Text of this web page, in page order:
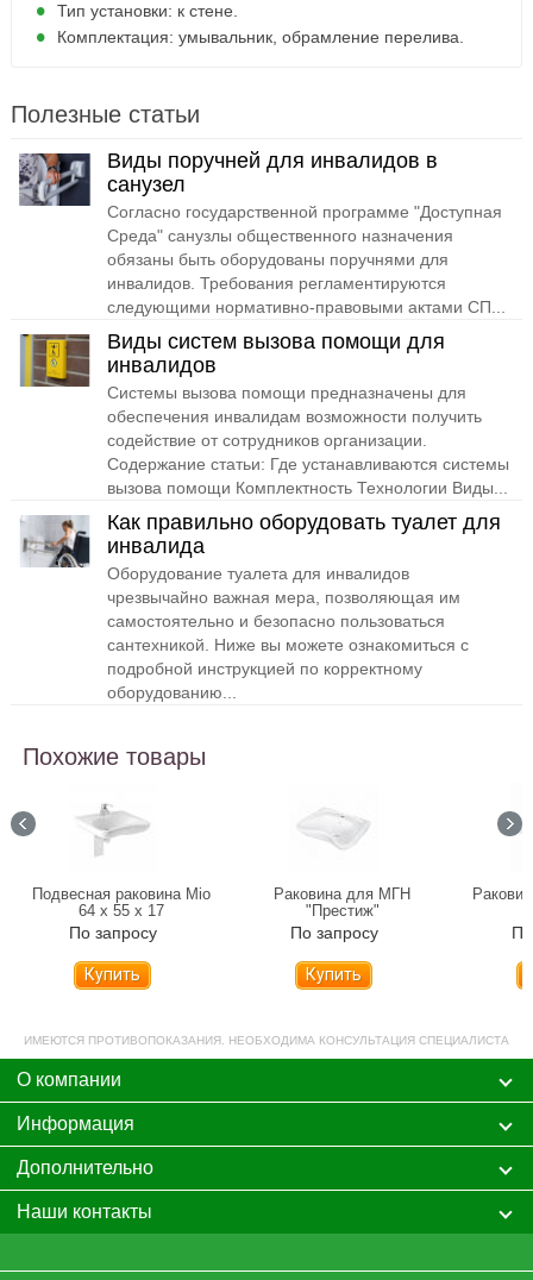
Тип установки: к стене.
Комплектация: умывальник, обрамление перелива.
Полезные статьи
Виды поручней для инвалидов в
санузел
Согласно государственной программе "Доступная
Среда" санузлы общественного назначения
обязаны быть оборудованы поручнями для
инвалидов. Требования регламентируются
следующими нормативно-правовыми актами СП...
Виды систем вызова помощи для
инвалидов
Системы вызова помощи предназначены для
обеспечения инвалидам возможности получить
содействие от сотрудников организации.
Содержание статьи: Где устанавливаются системы
вызова помощи Комплектность Технологии Виды...
Как правильно оборудовать туалет для
инвалида
Оборудование туалета для инвалидов
чрезвычайно важная мера, позволяющая им
самостоятельно и безопасно пользоваться
сантехникой. Ниже вы можете ознакомиться с
подробной инструкцией по корректному
оборудованию...
Похожие товары
Подвесная раковина Mio
64 х 55 х 17
По запросу
Купить
Раковина для МГН
"Престиж"
По запросу
Купить
ИМЕЮТСЯ ПРОТИВОПОКАЗАНИЯ. НЕОБХОДИМА КОНСУЛЬТАЦИЯ СПЕЦИАЛИСТА
О компании
Информация
Дополнительно
Наши контакты